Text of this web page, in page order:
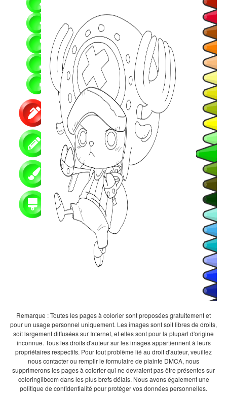
Remarque : Toutes les pages à colorier sont proposées gratuitement et
pour un usage personnel uniquement. Les images sont soit libres de droits,
soit largement diffusées sur Internet, et elles sont pour la plupart d'origine
inconnue. Tous les droits d'auteur sur les images appartiennent à leurs
propriétaires respectifs. Pour tout problème lié au droit d'auteur, veuillez
nous contacter ou remplir le formulaire de plainte DMCA, nous
supprimerons les pages à colorier qui ne devraient pas être présentes sur
coloringlibcom dans les plus brefs délais. Nous avons également une
politique de confidentialité pour protéger vos données personnelles.